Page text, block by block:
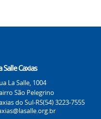
Salle Caxias
La Salle, 1004
São Pelegrino
do Sul-RS(54) 3223-7555